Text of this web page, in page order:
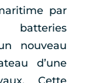
par
batteries
nouveau
d’une